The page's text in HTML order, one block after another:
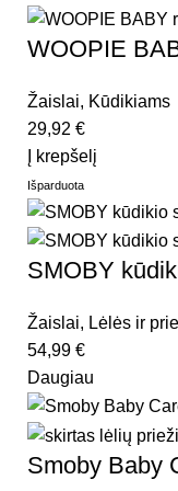
WOOPIE
Žaislai, Kūdikiams
29,92 €
Į krepšelį
Išparduota
SMOBY
Žaislai, Lėlės ir
54,99 €
Daugiau
Smoby Baby